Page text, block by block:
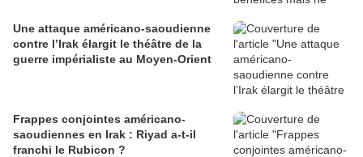
Une attaque américano-saoudienne
contre l’Irak élargit le théâtre de la
guerre impérialiste au Moyen-Orient
Frappes conjointes américano-
saoudiennes en Irak : Riyad a-t-il
franchi le Rubicon ?